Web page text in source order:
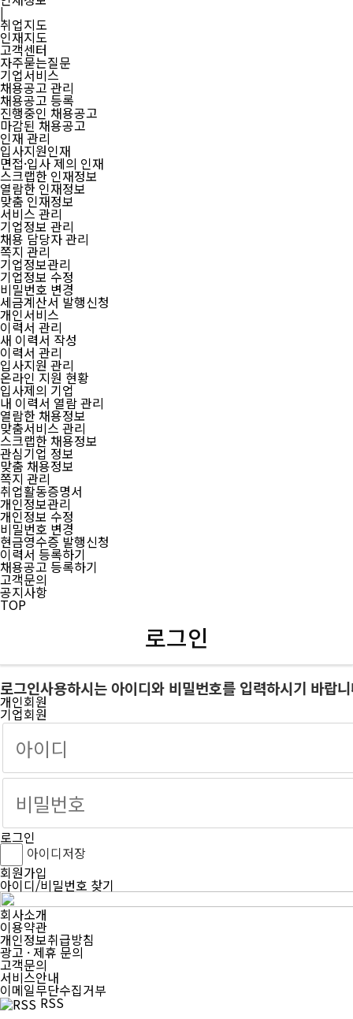
|
취업지도
인재지도
고객센터
자주묻는질문
기업서비스
채용공고 관리
채용공고 등록
진행중인 채용공고
마감된 채용공고
인재 관리
입사지원인재
면접·입사 제의 인재
스크랩한 인재정보
열람한 인재정보
맞춤 인재정보
서비스 관리
기업정보 관리
채용 담당자 관리
쪽지 관리
기업정보관리
기업정보 수정
비밀번호 변경
세금계산서 발행신청
개인서비스
이력서 관리
새 이력서 작성
이력서 관리
입사지원 관리
온라인 지원 현황
입사제의 기업
내 이력서 열람 관리
열람한 채용정보
맞춤서비스 관리
스크랩한 채용정보
관심기업 정보
맞춤 채용정보
쪽지 관리
취업활동증명서
개인정보관리
개인정보 수정
비밀번호 변경
현금영수증 발행신청
이력서 등록하기
채용공고 등록하기
고객문의
공지사항
TOP
로그인
로그인사용하시는 아이디와 비밀번호를 입력하시기 바랍
개인회원
기업회원
로그인
아이디저장
회원가입
아이디/비밀번호 찾기
회사소개
이용약관
개인정보취급방침
광고 · 제휴 문의
고객문의
서비스안내
이메일무단수집거부
RSS